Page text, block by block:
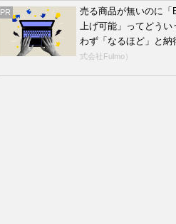
PR
売る商品が無いのに「
上げ可能」ってどうい
わず「なるほど」と納
式会社Fulmo）